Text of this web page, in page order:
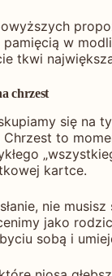
w
tkwi
chrzest
się na
to
kartce.
nie
jako
sobą i